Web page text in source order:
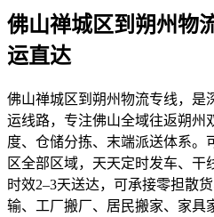
佛山禅城区到朔州物
运直达
佛山禅城区到朔州物流专线，是
运线路，专注佛山全域往返朔州
度、仓储分拣、末端派送体系。
区全部区域，天天定时发车、干
时效2–3天送达，可承接零担散
输、工厂搬厂、居民搬家、家具